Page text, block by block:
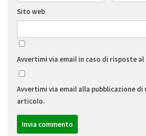
Sito web
Avvertimi via email in caso di risposte
Avvertimi via email alla pubblicazione di
articolo.